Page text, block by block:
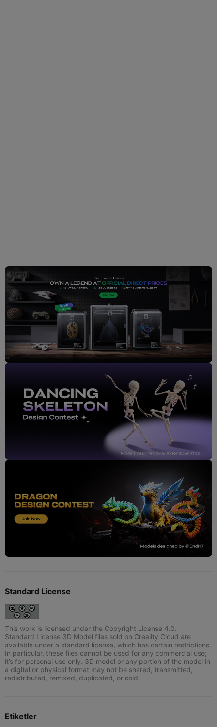
Standard License
This work is licensed under the Copyright License 4.0.
Standard License 3D Model files sold on Creality Cloud are
available under a standard license, which has certain restrictions.
In particular, these files cannot be used for any commercial use;
it’s for personal use only. 3D model or any portion of the model in
a digital or physical format may not be shared, transmitted,
redistributed, remixed, duplicated, or sold.
Etiketler